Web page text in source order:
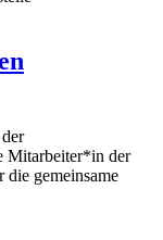
Mitarbeiter*in der
gemeinsame